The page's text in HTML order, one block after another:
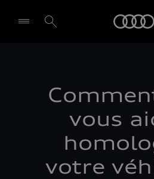
vous
votre